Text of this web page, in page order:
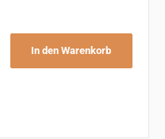
In den Warenkorb